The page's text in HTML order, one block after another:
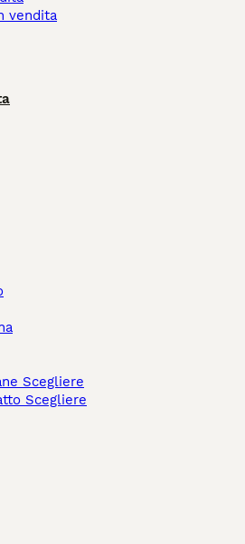
vendita
Scegliere
Scegliere